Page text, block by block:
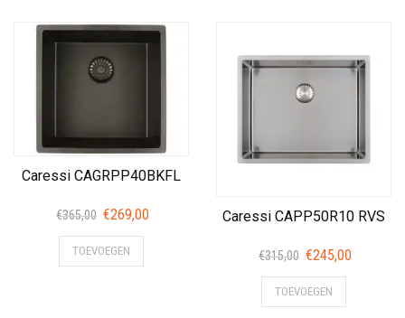
Caressi CAGRPP40BKFL
€365,00 Oorspronkelijke
prijs
was:
€269,00
TOEVOEGEN
Caressi CAPP50R10 RVS
€315,00 Oorspronkelijke
prijs
was:
€245,00
TOEVOEGEN